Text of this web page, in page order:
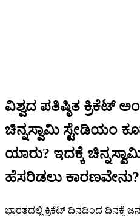
ವಿಶ್ವದ ಪತಿಷ್ಠಿತ ಕ್ರಿಕೆಟ್
ಚಿನ್ನಸ್ವಾಮಿ ಸ್ಟೇಡಿಯಂ
ಯಾರು? ಇದಕ್ಕೆ
ಹೆಸರಿಡಲು ಕಾರಣವೇನು?
ಭಾರತದಲ್ಲಿ ಕ್ರಿಕೆಟ್ ದಿನದಿಂದ ದಿನಕ್ಕೆ